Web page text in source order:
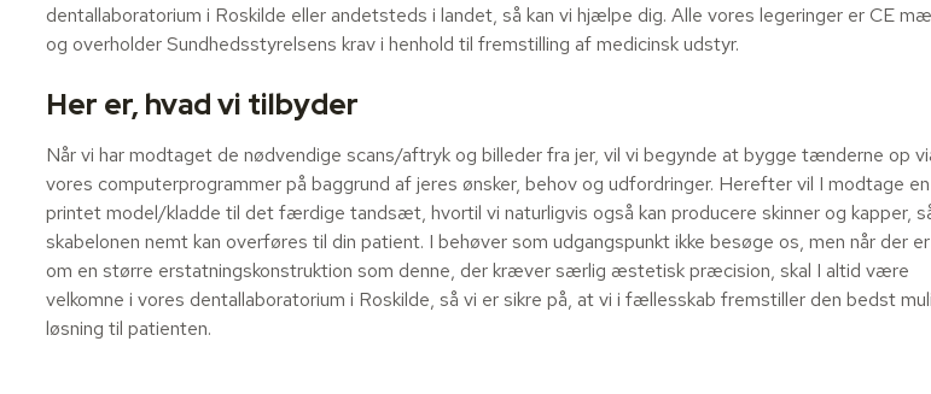
dentallaboratorium i Roskilde eller andetsteds i landet, så kan vi hjælpe dig. Alle vores legeringer er CE
og overholder Sundhedsstyrelsens krav i henhold til fremstilling af medicinsk udstyr.
Her er, hvad vi tilbyder
Når vi har modtaget de nødvendige scans/aftryk og billeder fra jer, vil vi begynde at bygge tænderne op
vores computerprogrammer på baggrund af jeres ønsker, behov og udfordringer. Herefter vil I modtage en
printet model/kladde til det færdige tandsæt, hvortil vi naturligvis også kan producere skinner og kapper,
skabelonen nemt kan overføres til din patient. I behøver som udgangspunkt ikke besøge os, men når der
om en større erstatningskonstruktion som denne, der kræver særlig æstetisk præcision, skal I altid være
velkomne i vores dentallaboratorium i Roskilde, så vi er sikre på, at vi i fællesskab fremstiller den bedst
løsning til patienten.